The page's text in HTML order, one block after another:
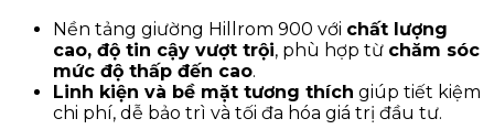
Nền tảng giường Hillrom 900 với chất lượng
cao, độ tin cậy vượt trội, phù hợp từ chăm sóc
mức độ thấp đến cao.
Linh kiện và bề mặt tương thích giúp tiết kiệm
chi phí, dễ bảo trì và tối đa hóa giá trị đầu tư.